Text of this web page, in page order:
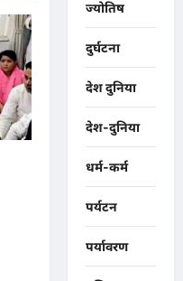
ज्योतिष
दुर्घटना
देश दुनिया
देश-दुनिया
धर्म-कर्म
पर्यटन
पर्यावरण